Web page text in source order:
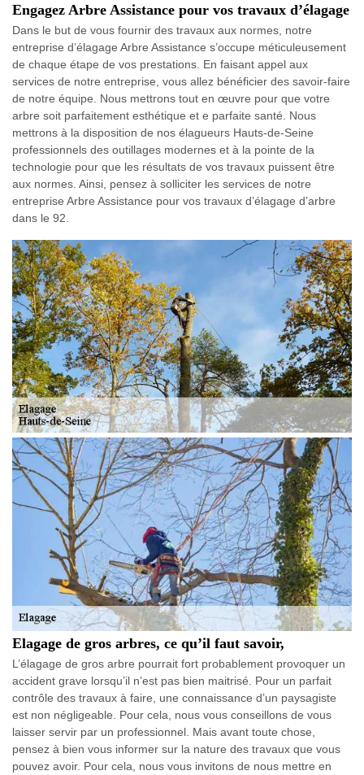
Engagez Arbre Assistance pour vos travaux d’élagage
Dans le but de vous fournir des travaux aux normes, notre
entreprise d’élagage Arbre Assistance s’occupe méticuleusement
de chaque étape de vos prestations. En faisant appel aux
services de notre entreprise, vous allez bénéficier des savoir-faire
de notre équipe. Nous mettrons tout en œuvre pour que votre
arbre soit parfaitement esthétique et e parfaite santé. Nous
mettrons à la disposition de nos élagueurs Hauts-de-Seine
professionnels des outillages modernes et à la pointe de la
technologie pour que les résultats de vos travaux puissent être
aux normes. Ainsi, pensez à solliciter les services de notre
entreprise Arbre Assistance pour vos travaux d’élagage d’arbre
dans le 92.
Elagage de gros arbres, ce qu’il faut savoir,
L’élagage de gros arbre pourrait fort probablement provoquer un
accident grave lorsqu’il n’est pas bien maitrisé. Pour un parfait
contrôle des travaux à faire, une connaissance d’un paysagiste
est non négligeable. Pour cela, nous vous conseillons de vous
laisser servir par un professionnel. Mais avant toute chose,
pensez à bien vous informer sur la nature des travaux que vous
pouvez avoir. Pour cela, nous vous invitons de nous mettre en